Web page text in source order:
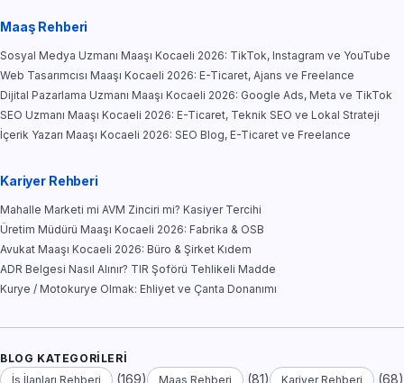
Maaş Rehberi
Sosyal Medya Uzmanı Maaşı Kocaeli 2026: TikTok, Instagram ve YouTube
Web Tasarımcısı Maaşı Kocaeli 2026: E-Ticaret, Ajans ve Freelance
Dijital Pazarlama Uzmanı Maaşı Kocaeli 2026: Google Ads, Meta ve TikTok
SEO Uzmanı Maaşı Kocaeli 2026: E-Ticaret, Teknik SEO ve Lokal Strateji
İçerik Yazarı Maaşı Kocaeli 2026: SEO Blog, E-Ticaret ve Freelance
Kariyer Rehberi
Mahalle Marketi mi AVM Zinciri mi? Kasiyer Tercihi
Üretim Müdürü Maaşı Kocaeli 2026: Fabrika & OSB
Avukat Maaşı Kocaeli 2026: Büro & Şirket Kıdem
ADR Belgesi Nasıl Alınır? TIR Şoförü Tehlikeli Madde
Kurye / Motokurye Olmak: Ehliyet ve Çanta Donanımı
BLOG KATEGORILERI
İş İlanları Rehberi
(169) Maaş Rehberi (81) Kariyer Rehberi (68)